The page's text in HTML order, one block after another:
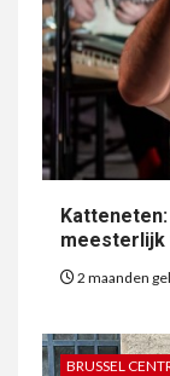
meesterlijk
2 maanden
BRUSSEL